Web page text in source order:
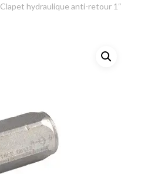
Clapet hydraulique anti-retour 1″